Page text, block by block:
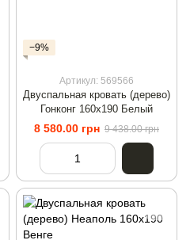
−9%
Артикул: 569566
Двуспальная кровать (дерево)
Гонконг 160х190 Белый
8 580.00 грн 9 438.00 грн